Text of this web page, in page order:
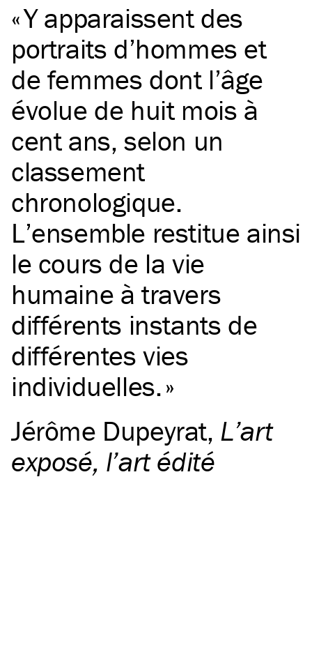
Y apparaissent des
portraits d’hommes et
de femmes dont l’âge
évolue de huit mois à
cent ans, selon un
classement
chronologique.
L’ensemble restitue ainsi
le cours de la vie
humaine à travers
différents instants de
différentes vies
individuelles.
Jérôme Dupeyrat, L’art
exposé, l’art édité